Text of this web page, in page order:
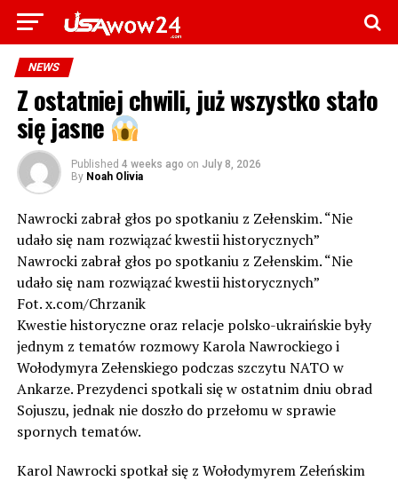
NEWS
Z ostatniej chwili, już wszystko stało
się jasne
Published 4 weeks ago on July 8, 2026
By Noah Olivia
Nawrocki zabrał głos po spotkaniu z Zełenskim. “Nie
udało się nam rozwiązać kwestii historycznych”
Nawrocki zabrał głos po spotkaniu z Zełenskim. “Nie
udało się nam rozwiązać kwestii historycznych”
Fot. x.com/Chrzanik
Kwestie historyczne oraz relacje polsko-ukraińskie były
jednym z tematów rozmowy Karola Nawrockiego i
Wołodymyra Zełenskiego podczas szczytu NATO w
Ankarze. Prezydenci spotkali się w ostatnim dniu obrad
Sojuszu, jednak nie doszło do przełomu w sprawie
spornych tematów.
Karol Nawrocki spotkał się z Wołodymyrem Zełeńskim